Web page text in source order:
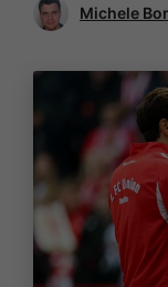
Michele